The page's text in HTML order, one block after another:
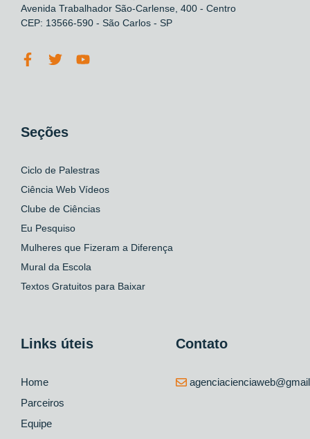
Avenida Trabalhador São-Carlense, 400 - Centro
CEP: 13566-590 - São Carlos - SP
Seções
Ciclo de Palestras
Ciência Web Vídeos
Clube de Ciências
Eu Pesquiso
Mulheres que Fizeram a Diferença
Mural da Escola
Textos Gratuitos para Baixar
Links úteis
Home
Parceiros
Equipe
Contato